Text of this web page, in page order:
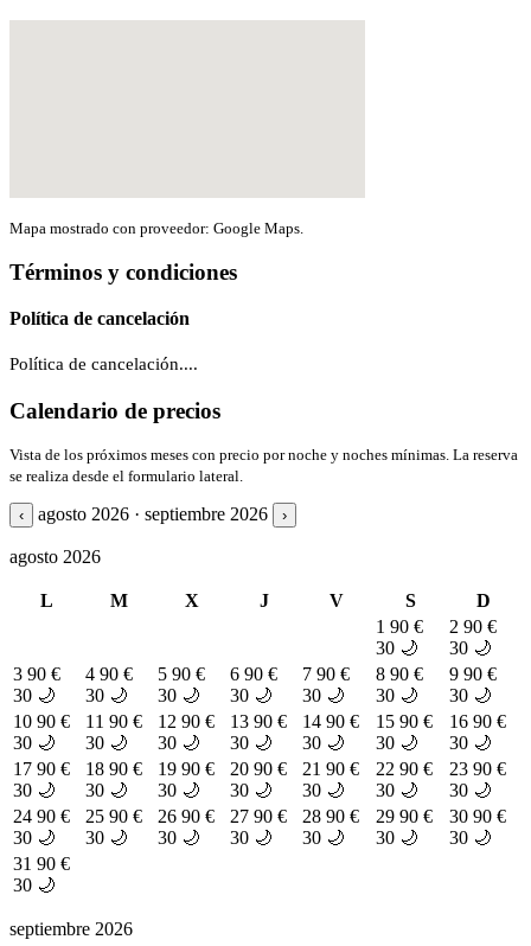
Mapa mostrado con proveedor: Google Maps.
Términos y condiciones
Política de cancelación
Política de cancelación....
Calendario de precios
Vista de los próximos meses con precio por noche y noches mínimas. La reserva
se realiza desde el formulario lateral.
‹ agosto 2026 · septiembre 2026 ›
agosto 2026
L M X J V S
D
1 90 €
30 🌙
2 90 €
30 🌙
3 90 €
30 🌙
4 90 €
30 🌙
5 90 €
30 🌙
6 90 €
30 🌙
7 90 €
30 🌙
8 90 €
30 🌙
9 90 €
30 🌙
10 90 €
30 🌙
11 90 €
30 🌙
12 90 €
30 🌙
13 90 €
30 🌙
14 90 €
30 🌙
15 90 €
30 🌙
16 90 €
30 🌙
17 90 €
30 🌙
18 90 €
30 🌙
19 90 €
30 🌙
20 90 €
30 🌙
21 90 €
30 🌙
22 90 €
30 🌙
23 90 €
30 🌙
24 90 €
30 🌙
25 90 €
30 🌙
26 90 €
30 🌙
27 90 €
30 🌙
28 90 €
30 🌙
29 90 €
30 🌙
30 90 €
30 🌙
31 90 €
30 🌙
septiembre 2026